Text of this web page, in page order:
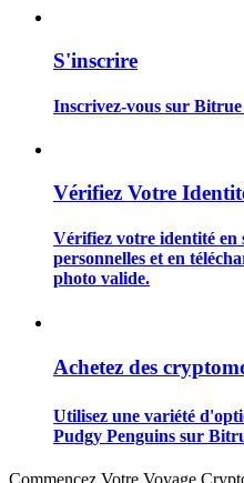
Guide
Stratégies de trading
Apprenez à rester rentable
S'inscrire
Inscrivez-vous sur Bitrue
Vérifiez Votre
Vérifiez votre identité en
personnelles et en
photo valide.
Achetez des
Utilisez une variété
Pudgy Penguins sur
Commencez Votre Voyage